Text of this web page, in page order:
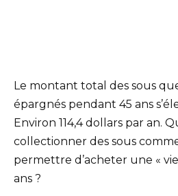
Le montant total des sous
épargnés pendant 45 ans
Environ 114,4 dollars par an.
collectionner des sous
permettre d’acheter une «
ans ?